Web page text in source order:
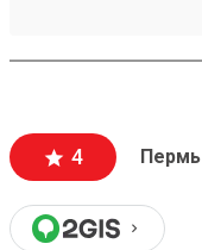
4 Пермь